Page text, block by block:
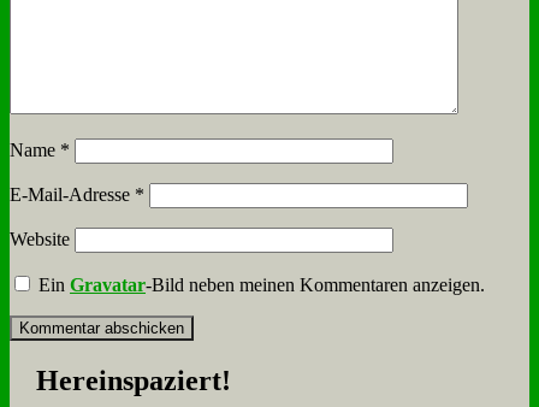
Name *
E-Mail-Adresse *
Website
EinGravatar-Bild neben meinen Kommentaren anzeigen.
Her­ein­spa­ziert!